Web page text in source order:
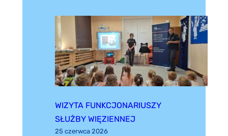
WIZYTA FUNKCJONARIUSZY
SŁUŻBY WIĘZIENNEJ
25 czerwca 2026